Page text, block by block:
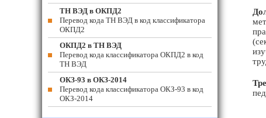
ТН ВЭД в ОКПД2
Перевод кода ТН ВЭД в код классификатора
ОКПД2
ОКПД2 в ТН ВЭД
Перевод кода классификатора ОКПД2 в код
ТН ВЭД
ОКЗ-93 в ОКЗ-2014
Перевод кода классификатора ОКЗ-93 в код
ОКЗ-2014